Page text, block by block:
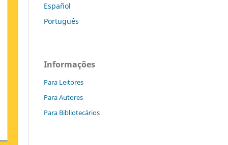
Español
Português
Informações
Para Leitores
Para Autores
Para Bibliotecários